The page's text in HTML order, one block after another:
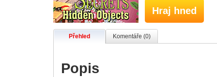
Hraj hned
Přehled Komentáře (0)
Popis